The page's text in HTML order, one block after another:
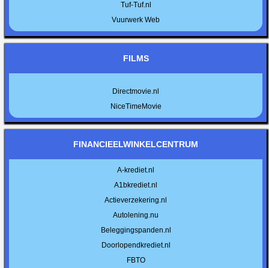
Tuf-Tuf.nl
Vuurwerk Web
FILMS
Directmovie.nl
NiceTimeMovie
FINANCIEELWINKELCENTRUM
A-krediet.nl
A1bkrediet.nl
Actieverzekering.nl
Autolening.nu
Beleggingspanden.nl
Doorlopendkrediet.nl
FBTO